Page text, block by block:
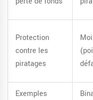
Protection
contre les
piratages
Exemples